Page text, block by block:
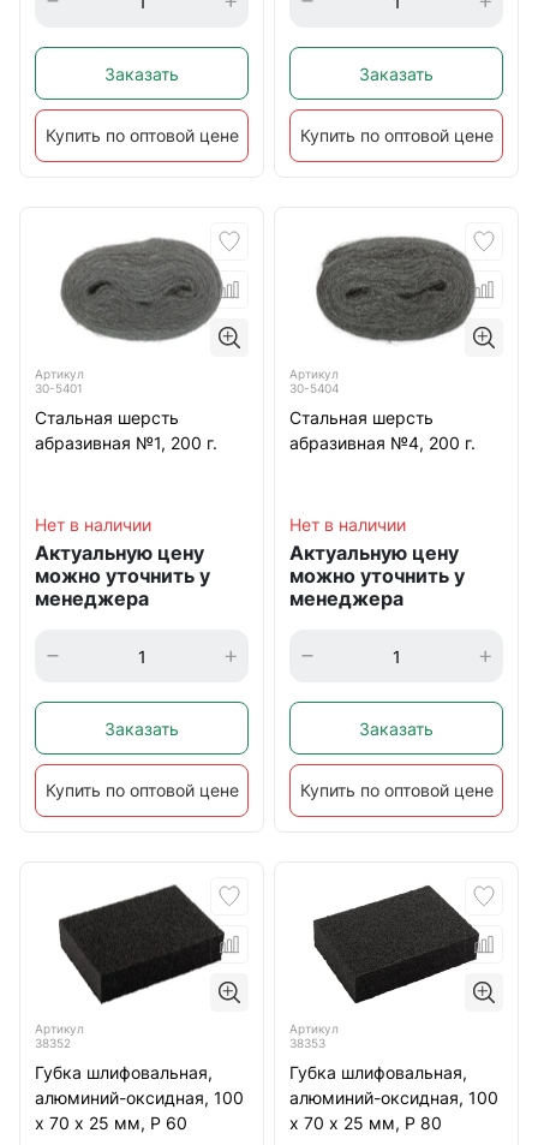
Заказать
Купить по оптовой цене
Заказать
Купить по оптовой цене
Артикул
30-5401
Стальная шерсть
абразивная №1, 200 г.
Нет в наличии
Актуальную цену
можно уточнить у
менеджера
Заказать
Купить по оптовой цене
Артикул
30-5404
Стальная шерсть
абразивная №4, 200 г.
Нет в наличии
Актуальную цену
можно уточнить у
менеджера
Заказать
Купить по оптовой цене
Артикул
38352
Губка шлифовальная,
алюминий-оксидная, 100
х 70 х 25 мм, Р 60
Артикул
38353
Губка шлифовальная,
алюминий-оксидная, 100
х 70 х 25 мм, Р 80